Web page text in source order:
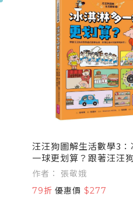
汪汪狗圖解生活數學3：
一球更划算？跟著汪汪
從圖像出發，解開生活
迷思！
作者： 張敬娥
79折 優惠價 $277